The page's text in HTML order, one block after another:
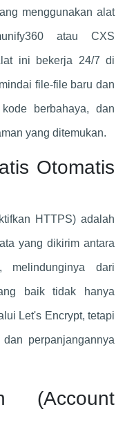
menggunakan alat
atau CXS
ini bekerja 24/7 di
file-file baru dan
berbahaya, dan
yang ditemukan.
Otomatis
HTTPS) adalah
yang dikirim antara
melindunginya dari
baik tidak hanya
Let's Encrypt, tetapi
perpanjangannya
(Account